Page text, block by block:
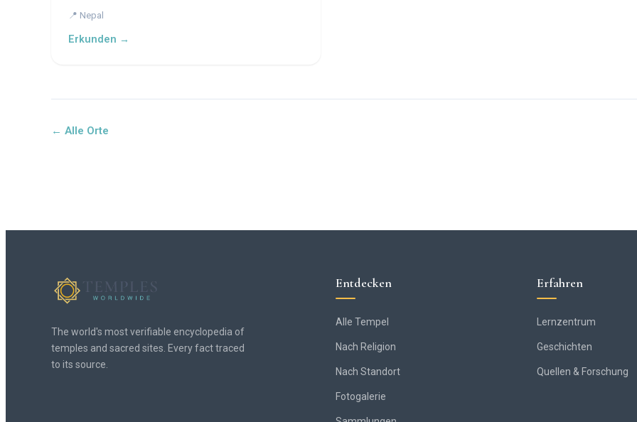
📍 Nepal
Erkunden →
← Alle Orte
The world's most verifiable encyclopedia of
temples and sacred sites. Every fact traced
to its source.
Entdecken
Alle Tempel
Nach Religion
Nach Standort
Fotogalerie
Erfahren
Lernzentrum
Geschichten
Quellen & Forschung